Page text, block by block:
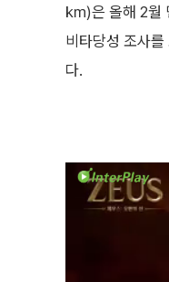
㎞)은 올해 2월
비타당성 조사
다.